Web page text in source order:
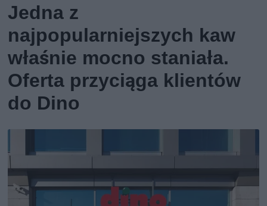
Jedna z
najpopularniejszych kaw
właśnie mocno staniała.
Oferta przyciąga klientów
do Dino